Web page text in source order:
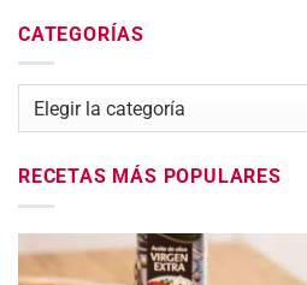
CATEGORÍAS
Categorías
RECETAS MÁS POPULARES